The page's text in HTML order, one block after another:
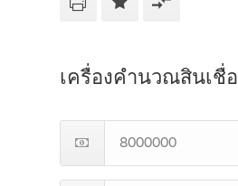
เครื่องคำนวณสินเชื่อ